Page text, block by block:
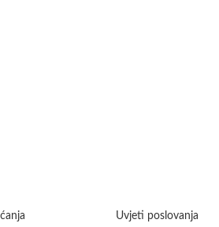
Uvjeti poslovanja